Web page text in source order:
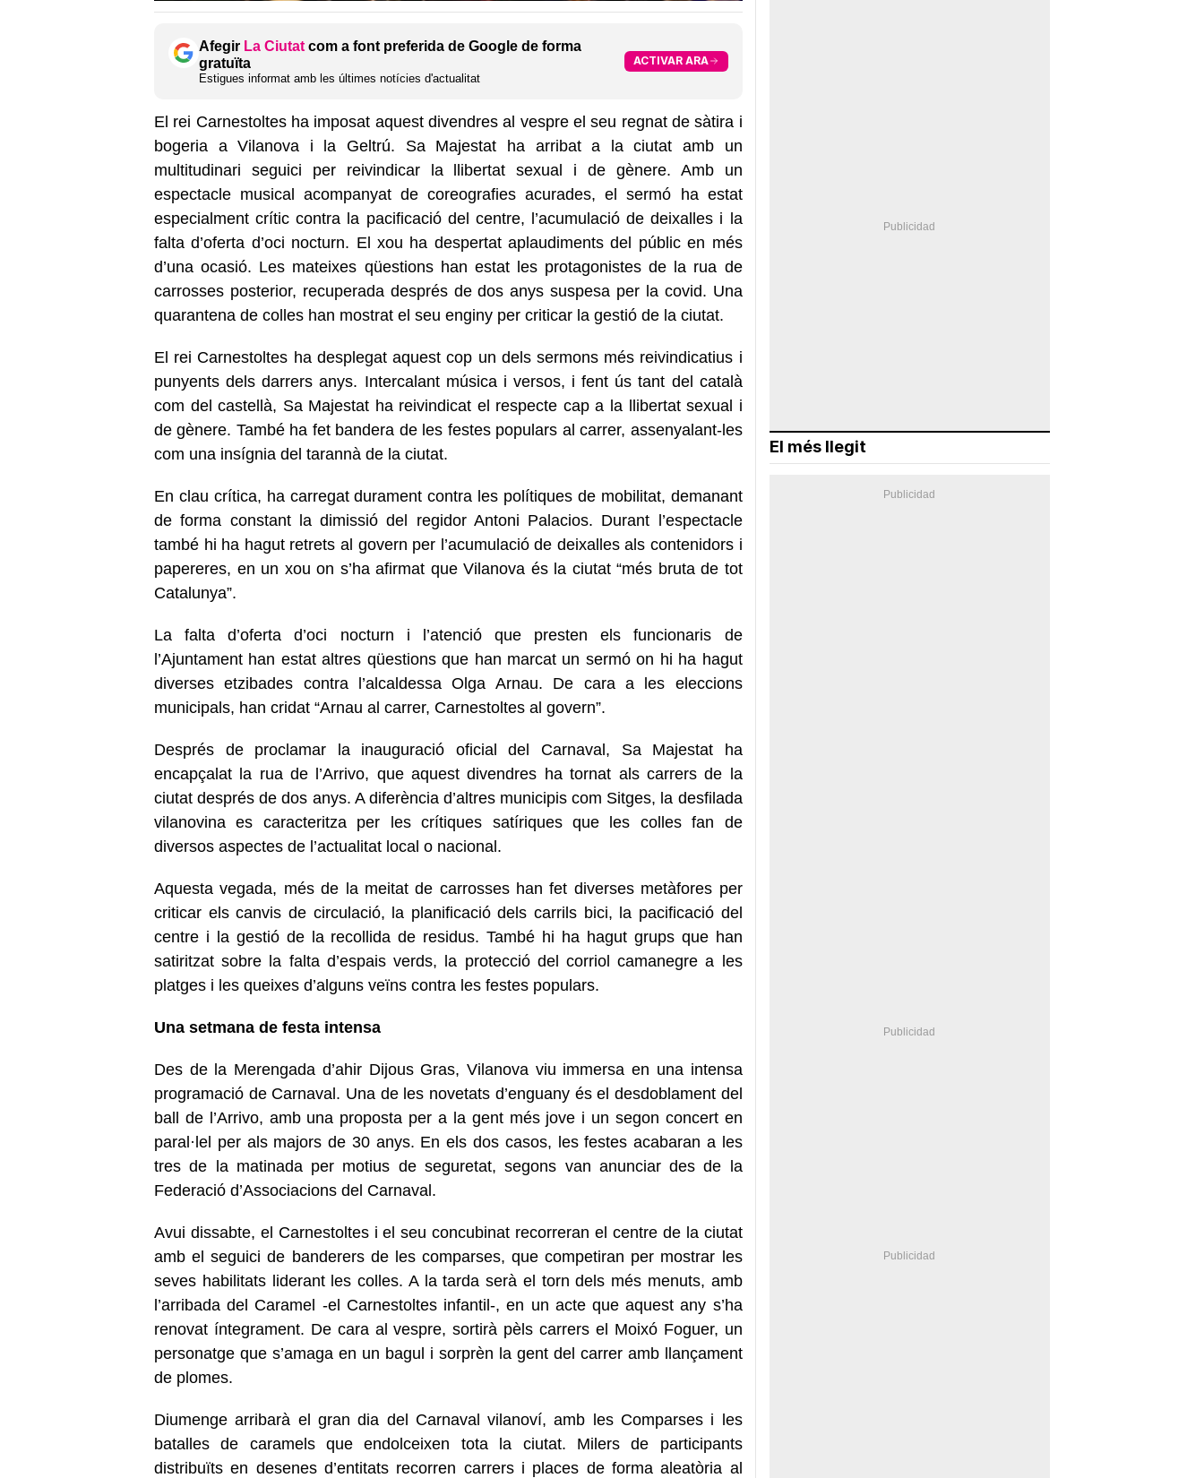
Afegir La Ciutat com a font preferida de Google de forma
gratuïta
Estigues informat amb les últimes notícies d'actualitat
ACTIVAR ARA
El rei Carnestoltes ha imposat aquest divendres al vespre el seu regnat de sàtira i
bogeria a Vilanova i la Geltrú. Sa Majestat ha arribat a la ciutat amb un
multitudinari seguici per reivindicar la llibertat sexual i de gènere. Amb un
espectacle musical acompanyat de coreografies acurades, el sermó ha estat
especialment crític contra la pacificació del centre, l’acumulació de deixalles i la
falta d’oferta d’oci nocturn. El xou ha despertat aplaudiments del públic en més
d’una ocasió. Les mateixes qüestions han estat les protagonistes de la rua de
carrosses posterior, recuperada després de dos anys suspesa per la covid. Una
quarantena de colles han mostrat el seu enginy per criticar la gestió de la ciutat.
El rei Carnestoltes ha desplegat aquest cop un dels sermons més reivindicatius i
punyents dels darrers anys. Intercalant música i versos, i fent ús tant del català
com del castellà, Sa Majestat ha reivindicat el respecte cap a la llibertat sexual i
de gènere. També ha fet bandera de les festes populars al carrer, assenyalant-les
com una insígnia del tarannà de la ciutat.
En clau crítica, ha carregat durament contra les polítiques de mobilitat, demanant
de forma constant la dimissió del regidor Antoni Palacios. Durant l’espectacle
també hi ha hagut retrets al govern per l’acumulació de deixalles als contenidors i
papereres, en un xou on s’ha afirmat que Vilanova és la ciutat “més bruta de tot
Catalunya”.
La falta d’oferta d’oci nocturn i l’atenció que presten els funcionaris de
l’Ajuntament han estat altres qüestions que han marcat un sermó on hi ha hagut
diverses etzibades contra l’alcaldessa Olga Arnau. De cara a les eleccions
municipals, han cridat “Arnau al carrer, Carnestoltes al govern”.
Després de proclamar la inauguració oficial del Carnaval, Sa Majestat ha
encapçalat la rua de l’Arrivo, que aquest divendres ha tornat als carrers de la
ciutat després de dos anys. A diferència d’altres municipis com Sitges, la desfilada
vilanovina es caracteritza per les crítiques satíriques que les colles fan de
diversos aspectes de l’actualitat local o nacional.
Aquesta vegada, més de la meitat de carrosses han fet diverses metàfores per
criticar els canvis de circulació, la planificació dels carrils bici, la pacificació del
centre i la gestió de la recollida de residus. També hi ha hagut grups que han
satiritzat sobre la falta d’espais verds, la protecció del corriol camanegre a les
platges i les queixes d’alguns veïns contra les festes populars.
Una setmana de festa intensa
Des de la Merengada d’ahir Dijous Gras, Vilanova viu immersa en una intensa
programació de Carnaval. Una de les novetats d’enguany és el desdoblament del
ball de l’Arrivo, amb una proposta per a la gent més jove i un segon concert en
paral·lel per als majors de 30 anys. En els dos casos, les festes acabaran a les
tres de la matinada per motius de seguretat, segons van anunciar des de la
Federació d’Associacions del Carnaval.
Avui dissabte, el Carnestoltes i el seu concubinat recorreran el centre de la ciutat
amb el seguici de banderers de les comparses, que competiran per mostrar les
seves habilitats liderant les colles. A la tarda serà el torn dels més menuts, amb
l’arribada del Caramel -el Carnestoltes infantil-, en un acte que aquest any s’ha
renovat íntegrament. De cara al vespre, sortirà pèls carrers el Moixó Foguer, un
personatge que s’amaga en un bagul i sorprèn la gent del carrer amb llançament
de plomes.
Diumenge arribarà el gran dia del Carnaval vilanoví, amb les Comparses i les
batalles de caramels que endolceixen tota la ciutat. Milers de participants
distribuïts en desenes d’entitats recorren carrers i places de forma aleatòria al
El més llegit